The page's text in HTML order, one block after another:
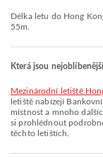
Délka letu do Hong Kong se společností Philippine Airlines je přibližně 2h
55m.
Která jsou
Mezinárodní letiště
letiště nabízejí
místnost a mnoho
si prohlédnout
těchto letištích.